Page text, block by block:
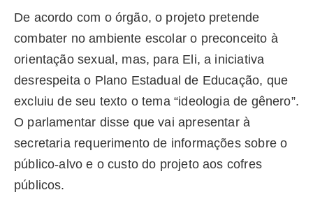
De acordo com o órgão, o projeto pretende
combater no ambiente escolar o preconceito à
orientação sexual, mas, para Eli, a iniciativa
desrespeita o Plano Estadual de Educação, que
excluiu de seu texto o tema “ideologia de gênero”.
O parlamentar disse que vai apresentar à
secretaria requerimento de informações sobre o
público-alvo e o custo do projeto aos cofres
públicos.